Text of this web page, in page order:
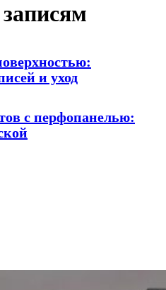
и уход
с перфопанелью: